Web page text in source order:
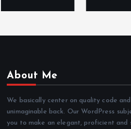
About Me
We basically center on quality code
unimaginable back. Our WordPress
you to make an elegant, proficient and